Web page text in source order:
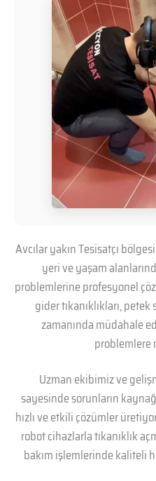
Avcılar yakın Tesisatçı
yeri ve yaşam
problemlerine profesyonel
gider tıkanıklıkları, petek
zamanında müdahale
problemlere
Uzman ekibimiz ve
sayesinde sorunların
hızlı ve etkili çözümler
robot cihazlarla tıkanıklık
bakım işlemlerinde kaliteli